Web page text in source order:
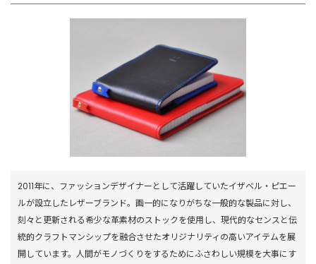
2011年に、ファッションデザイナーとして活躍していたイザベル・ピエー
ルが設立したレザーブランド。画一的になりがちな一般的な製品に対し、
刻々と更新される希少な革素材のストックを使用し、現代的なセンスと伝
統的クラフトマンシップを融合させたオリジナリティの高いアイテムを展
開しています。人間がモノづくりをするためにふさわしい規模を大事にす